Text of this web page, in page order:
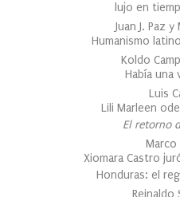
lujo en
Juan J. Paz
Humanismo
Koldo
Había una
Luis
Lili Marleen
El retorno
Marco
Xiomara Castro
Honduras: el